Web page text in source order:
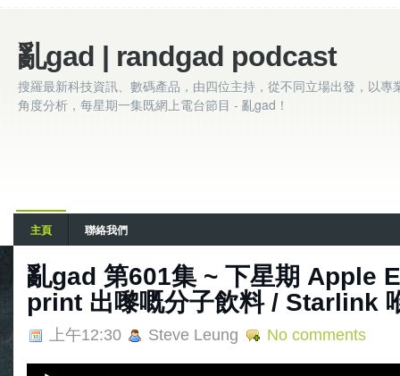
亂gad | randgad podcast
搜羅最新科技資訊、數碼產品，由四位主持，從不同立場出發，以專
角度分析，每星期一集既網上電台節目 - 亂gad！
主頁 聯絡我們
亂‌‌‌gad‌‌‌ ‌‌‌‌‌第‌‌‌601集 ~ 下星期 Apple
print 出嚟嘅分子飲料 / Starlink
上午12:30 Steve Leung No comments